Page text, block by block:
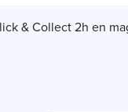
& Collect 2h en